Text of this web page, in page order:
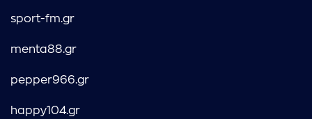
sport-fm.gr
menta88.gr
pepper966.gr
happy104.gr